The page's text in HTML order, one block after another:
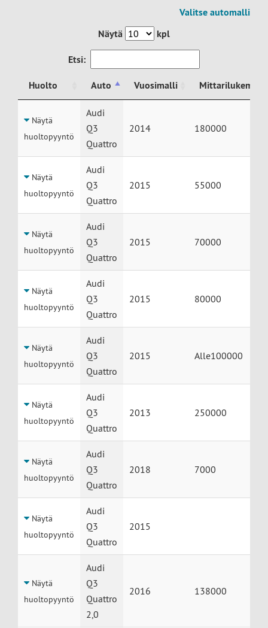
Valitse automalli
Näytä
kpl
Etsi:
Huolto Auto Vuosimalli
Mittarilukema
Auto
Näytä
huoltopyyntö
Audi
Q3
Quattro
2014 180000
Näytä
huoltopyyntö
Audi
Q3
Quattro
2015 55000
Näytä
huoltopyyntö
Audi
Q3
Quattro
2015 70000
Näytä
huoltopyyntö
Audi
Q3
Quattro
2015 80000
Näytä
huoltopyyntö
Audi
Q3
Quattro
2015 Alle100000
Näytä
huoltopyyntö
Audi
Q3
Quattro
2013 250000
Näytä
huoltopyyntö
Audi
Q3
Quattro
2018 7000
Näytä
huoltopyyntö
Audi
Q3
Quattro
2015
Näytä
huoltopyyntö
Audi
Q3
Quattro
2,0
2016 138000